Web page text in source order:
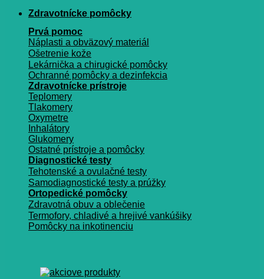
Zdravotnícke pomôcky
Prvá pomoc
Náplasti a obväzový materiál
Ošetrenie kože
Lekárnička a chirugické pomôcky
Ochranné pomôcky a dezinfekcia
Zdravotnícke prístroje
Teplomery
Tlakomery
Oxymetre
Inhalátory
Glukomery
Ostatné prístroje a pomôcky
Diagnostické testy
Tehotenské a ovulačné testy
Samodiagnostické testy a prúžky
Ortopedické pomôcky
Zdravotná obuv a oblečenie
Termofory, chladivé a hrejivé vankúšiky
Pomôcky na inkotinenciu